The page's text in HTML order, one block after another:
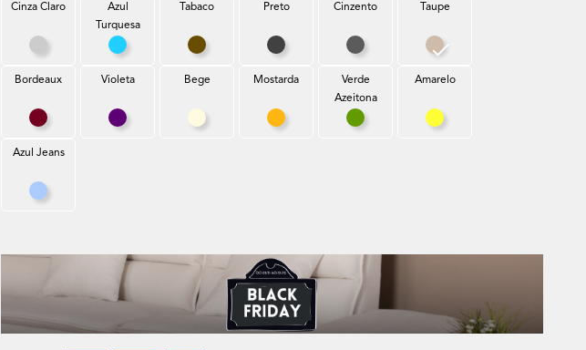
Cinza Claro
Azul
Turquesa
Azul Turquesa
Tabaco
Tabaco
Preto
Preto
Cinzento
Cinzento
Taupe
Taupe
Bordeaux
Bordeaux
Violeta
Violeta
Bege
Bege
Mostarda
Mostarda
Verde
Azeitona
Verde Azeitona
Amarelo
Amarelo
Azul Jeans
Azul Jeans